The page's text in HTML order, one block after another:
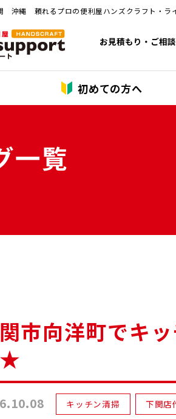
縄 頼れるプロの便利屋ハンズクラフト・ライ
お見積もり・ご相談
初めての方へ
一覧
市向洋町でキ
キッチン清掃 下関店